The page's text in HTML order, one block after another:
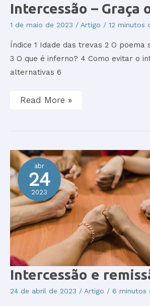
Intercessão – Graça
1 de maio de 2023 / Artigo / 12 minutos
Índice 1 Idade das trevas 2 O poema
3 O que é inferno? 4 Como evitar o
alternativas 6
Intercessão
–
Graça
ou
Read More »
abr
24
2023
Intercessão e
24 de abril de 2023 / Artigo / 6 minutos
Intercessão
e
remissão